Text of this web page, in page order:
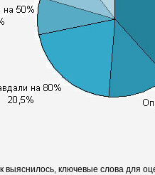
ключевые слова для